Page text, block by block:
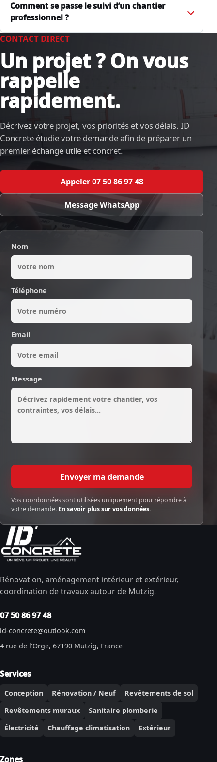
Comment se passe le suivi d’un chantier
professionnel ?
CONTACT DIRECT
Un projet ? On vous
rappelle
rapidement.
Décrivez votre projet, vos priorités et vos délais. ID
Concrete étudie votre demande afin de préparer un
premier échange utile et concret.
Appeler 07 50 86 97 48
Message WhatsApp
Nom
Téléphone
Email
Message
Envoyer ma demande
Vos coordonnées sont utilisées uniquement pour répondre à
votre demande. En savoir plus sur vos données.
Rénovation, aménagement intérieur et extérieur,
coordination de travaux autour de Mutzig.
07 50 86 97 48
id-concrete@outlook.com
4 rue de l’Orge, 67190 Mutzig, France
Services
Conception Rénovation / Neuf
Revêtements de sol
Revêtements muraux
Sanitaire plomberie
Électricité
Chauffage climatisation Extérieur
Zones